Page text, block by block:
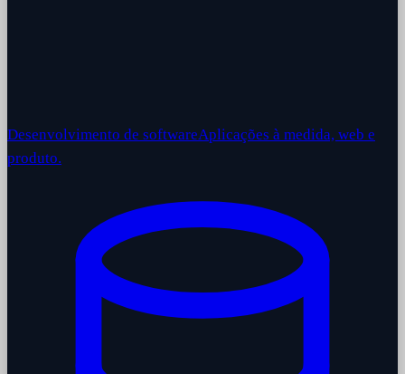
Desenvolvimento de softwareAplicações à medida, web e
produto.